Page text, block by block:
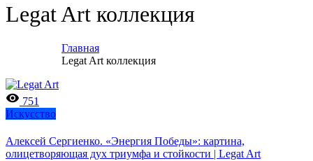
Legat Art коллекция
Главная
Legat Art коллекция
751
Искусство
Алексей Сергиенко. «Энергия Победы»: картина,
олицетворяющая дух триумфа и стойкости | Legat Art